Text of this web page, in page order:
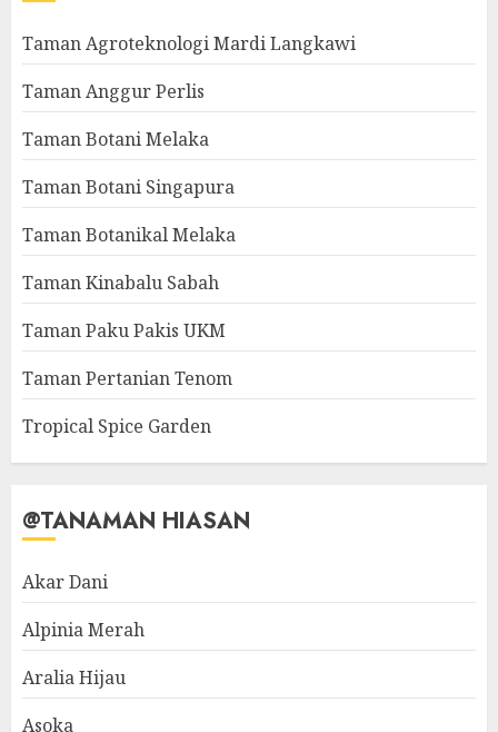
Taman Agroteknologi Mardi Langkawi
Taman Anggur Perlis
Taman Botani Melaka
Taman Botani Singapura
Taman Botanikal Melaka
Taman Kinabalu Sabah
Taman Paku Pakis UKM
Taman Pertanian Tenom
Tropical Spice Garden
@TANAMAN HIASAN
Akar Dani
Alpinia Merah
Aralia Hijau
Asoka